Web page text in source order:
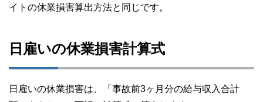
イトの休業損害算出方法と同じです。
日雇いの休業損害計算式
日雇いの休業損害は、「事故前3ヶ月分の給与収入合計